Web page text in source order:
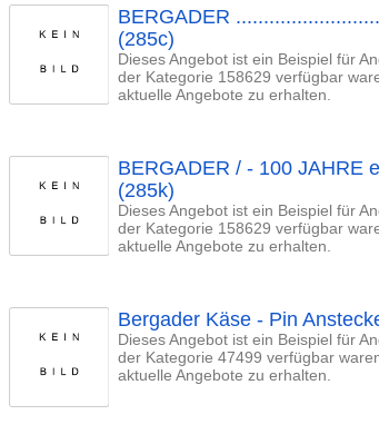
BERGADER
(285c)
Dieses Angebot ist ein Beispiel für
der Kategorie 158629 verfügbar
aktuelle Angebote zu erhalten.
BERGADER / - 100 JAHRE
(285k)
Dieses Angebot ist ein Beispiel für
der Kategorie 158629 verfügbar
aktuelle Angebote zu erhalten.
Bergader Käse - Pin
Dieses Angebot ist ein Beispiel für
der Kategorie 47499 verfügbar
aktuelle Angebote zu erhalten.